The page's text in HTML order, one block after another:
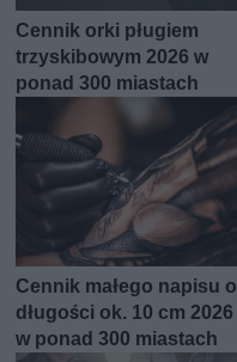
Cennik orki pługiem
trzyskibowym 2026 w
ponad 300 miastach
Cennik małego napisu o
długości ok. 10 cm 2026
w ponad 300 miastach